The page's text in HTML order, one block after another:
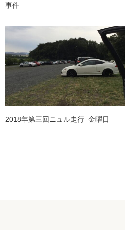
事件
2018年第三回ニュル走行_金曜日